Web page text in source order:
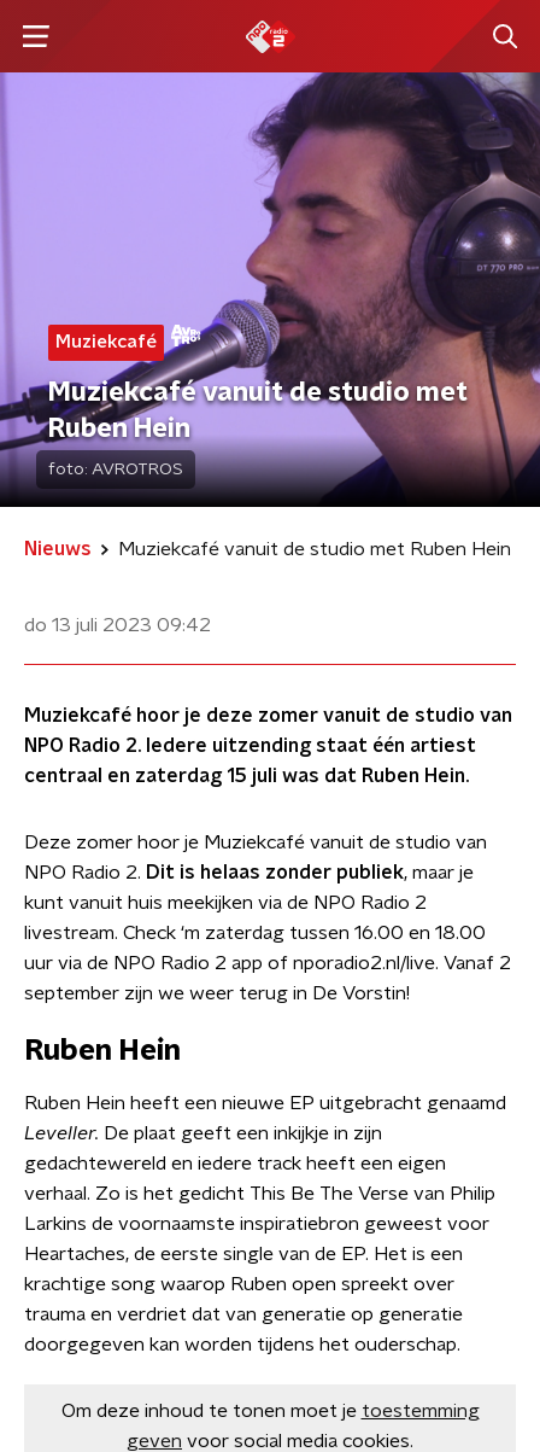
Muziekcafé
Muziekcafé vanuit de studio met
Ruben Hein
foto: AVROTROS
Nieuws Muziekcafé vanuit de studio met Ruben Hein
do 13 juli 2023 09:42
Muziekcafé hoor je deze zomer vanuit de studio van
NPO Radio 2. Iedere uitzending staat één artiest
centraal en zaterdag 15 juli was dat Ruben Hein.
Deze zomer hoor je Muziekcafé vanuit de studio van
NPO Radio 2. Dit is helaas zonder publiek, maar je
kunt vanuit huis meekijken via de NPO Radio 2
livestream. Check ‘m zaterdag tussen 16.00 en 18.00
uur via de NPO Radio 2 app of nporadio2.nl/live. Vanaf 2
september zijn we weer terug in De Vorstin!
Ruben Hein
Ruben Hein heeft een nieuwe EP uitgebracht genaamd
Leveller. De plaat geeft een inkijkje in zijn
gedachtewereld en iedere track heeft een eigen
verhaal. Zo is het gedicht This Be The Verse van Philip
Larkins de voornaamste inspiratiebron geweest voor
Heartaches, de eerste single van de EP. Het is een
krachtige song waarop Ruben open spreekt over
trauma en verdriet dat van generatie op generatie
doorgegeven kan worden tijdens het ouderschap.
Om deze inhoud te tonen moet je toestemming
geven voor social media cookies.